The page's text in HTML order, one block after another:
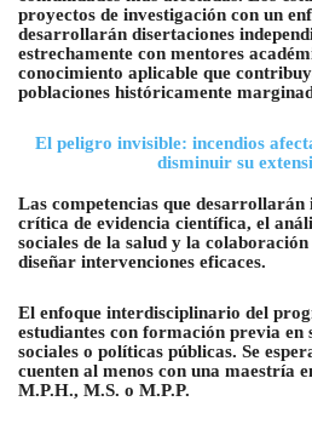
proyectos de investigación con un
desarrollarán disertaciones
estrechamente con mentores
conocimiento aplicable que
poblaciones históricamente
El peligro invisible: incendios
disminuir su
Las competencias que desarrollarán
crítica de evidencia científica, el
sociales de la salud y la
diseñar intervenciones eficaces.
El enfoque interdisciplinario del
estudiantes con formación previa en
sociales o políticas públicas. Se
cuenten al menos con una maestría
M.P.H., M.S. o M.P.P.